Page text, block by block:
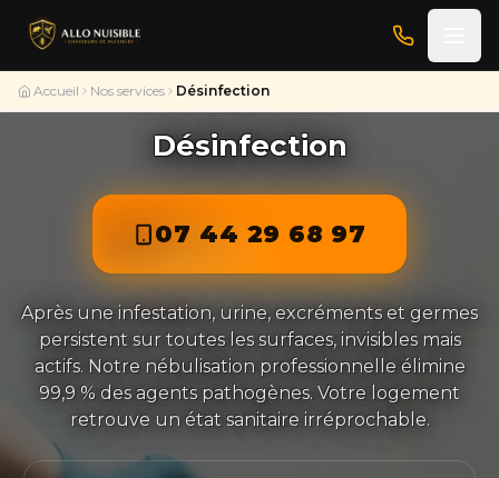
Accueil Nos services Désinfection
Désinfection
07 44 29 68 97
Après une infestation, urine, excréments et germes
persistent sur toutes les surfaces, invisibles mais
actifs. Notre nébulisation professionnelle élimine
99,9 % des agents pathogènes. Votre logement
retrouve un état sanitaire irréprochable.